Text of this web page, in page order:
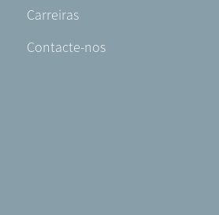
Carreiras
Contacte-nos